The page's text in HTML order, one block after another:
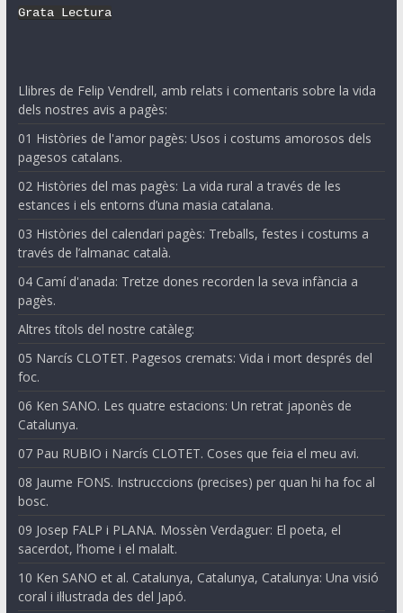
Grata Lectura
Llibres de Felip Vendrell, amb relats i comentaris sobre la vida
dels nostres avis a pagès:
01 Històries de l'amor pagès: Usos i costums amorosos dels
pagesos catalans.
02 Històries del mas pagès: La vida rural a través de les
estances i els entorns d’una masia catalana.
03 Històries del calendari pagès: Treballs, festes i costums a
través de l’almanac català.
04 Camí d'anada: Tretze dones recorden la seva infància a
pagès.
Altres títols del nostre catàleg:
05 Narcís CLOTET. Pagesos cremats: Vida i mort després del
foc.
06 Ken SANO. Les quatre estacions: Un retrat japonès de
Catalunya.
07 Pau RUBIO i Narcís CLOTET. Coses que feia el meu avi.
08 Jaume FONS. Instrucccions (precises) per quan hi ha foc al
bosc.
09 Josep FALP i PLANA. Mossèn Verdaguer: El poeta, el
sacerdot, l’home i el malalt.
10 Ken SANO et al. Catalunya, Catalunya, Catalunya: Una visió
coral i il·lustrada des del Japó.